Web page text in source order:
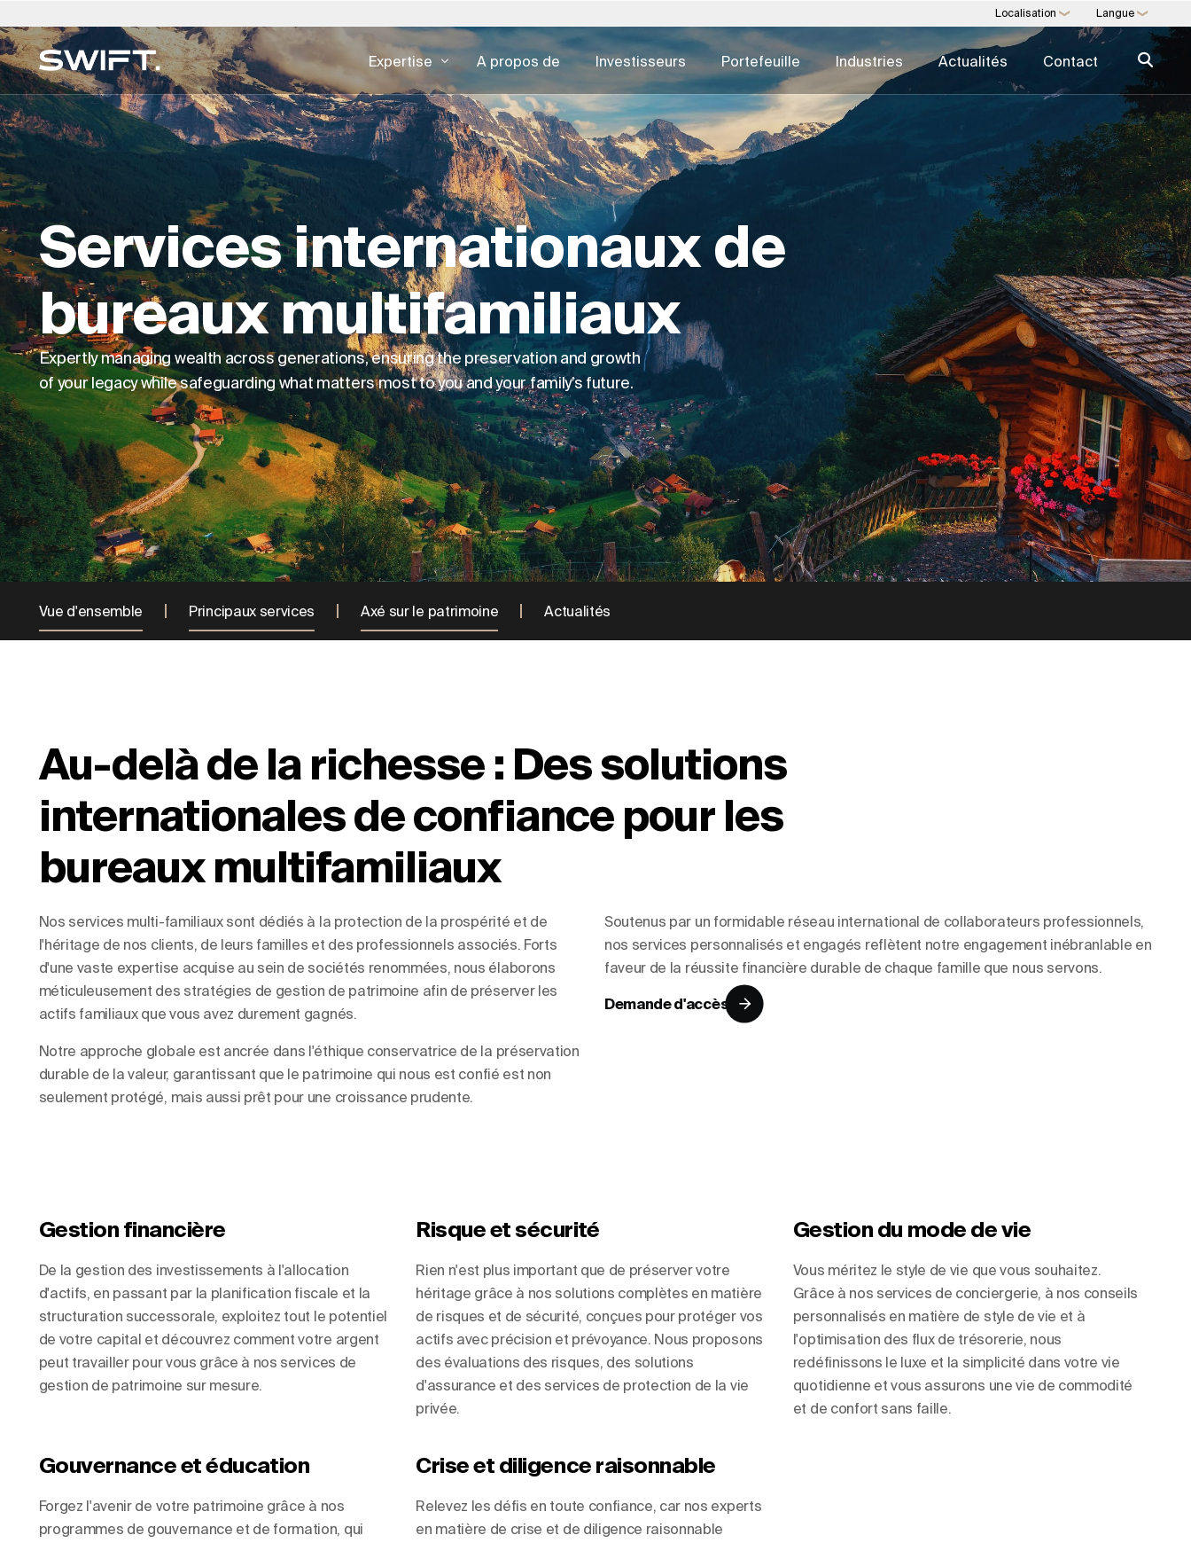
Localisation ❯ Langue ❯
Accès privé
Valgrind par SWIFT
Découvrez des opportunités et explorez l'expertise de
SWIFT - tout cela sur Valgrind by SWIFT. (à partir de mars
Sélectionnez un lieu
Australie
Brésil
Canada
Chili
Chine - 中国
République tchèque
Danemark
Allemagne
Dubaï (EAU)
Finlande
France
Hong Kong - 香港
Hongrie
Italie
Japon - 日本
Corée - 한국
Luxembourg
Pays-Bas
Pologne
Portugal
Arabie Saoudite
Suisse
Singapour
Slovaquie
Afrique du Sud
Espagne
Suède
Royaume-Uni
États-Unis
Autriche
Sélectionnez la langue
العربية
Čeština
Afrikaans
English (UK)
Deutsch
Русский
Français
Expertise
EXPERTISE RAPIDE
Répertoire d'expertise →
Services immobiliers
Art Trading & Consulting
Bureau multifamilial
Produits de base directs
Conseil numérique
L'ESG pour l'immobilier
EXPERTISE IMMOBILIÈRE
Gestion des actifs
Gestion des installations
Conseil en immobilier
Développement immobilier
Le développement en tant que
service
Négociation de biens immobiliers
L'ESG pour l'immobilier
CONSEIL NUMÉRIQUE
Opérations de développement
Conception UI & UX
CX & EX
Publicité numérique
BUREAU MULTIFAMILIAL
Planification et gestion financière
Services juridiques et
successoraux
Assurances et risques
Mode de vie et sécurité
Éducation et surveillance
Répertoire d'expertise →
A propos de Investisseurs Portefeuille Industries Actualités Contact
Services internationaux de
bureaux multifamiliaux
Expertly managing wealth across generations, ensuring the preservation and growth
of your legacy while safeguarding what matters most to you and your family’s future.
Vue d'ensemble Principaux services Axé sur le patrimoine Actualités
Au-delà de la richesse : Des solutions
internationales de confiance pour les
bureaux multifamiliaux
Nos services multi-familiaux sont dédiés à la protection de la prospérité et de
l'héritage de nos clients, de leurs familles et des professionnels associés. Forts
d'une vaste expertise acquise au sein de sociétés renommées, nous élaborons
méticuleusement des stratégies de gestion de patrimoine afin de préserver les
actifs familiaux que vous avez durement gagnés.
Notre approche globale est ancrée dans l'éthique conservatrice de la préservation
durable de la valeur, garantissant que le patrimoine qui nous est confié est non
seulement protégé, mais aussi prêt pour une croissance prudente.
Soutenus par un formidable réseau international de collaborateurs professionnels,
nos services personnalisés et engagés reflètent notre engagement inébranlable en
faveur de la réussite financière durable de chaque famille que nous servons.
Demande d'accès
Gestion financière
De la gestion des investissements à l'allocation
d'actifs, en passant par la planification fiscale et la
structuration successorale, exploitez tout le potentiel
de votre capital et découvrez comment votre argent
peut travailler pour vous grâce à nos services de
gestion de patrimoine sur mesure.
Risque et sécurité
Rien n'est plus important que de préserver votre
héritage grâce à nos solutions complètes en matière
de risques et de sécurité, conçues pour protéger vos
actifs avec précision et prévoyance. Nous proposons
des évaluations des risques, des solutions
d'assurance et des services de protection de la vie
privée.
Gestion du mode de vie
Vous méritez le style de vie que vous souhaitez.
Grâce à nos services de conciergerie, à nos conseils
personnalisés en matière de style de vie et à
l'optimisation des flux de trésorerie, nous
redéfinissons le luxe et la simplicité dans votre vie
quotidienne et vous assurons une vie de commodité
et de confort sans faille.
Gouvernance et éducation
Forgez l'avenir de votre patrimoine grâce à nos
programmes de gouvernance et de formation, qui
Crise et diligence raisonnable
Relevez les défis en toute confiance, car nos experts
en matière de crise et de diligence raisonnable